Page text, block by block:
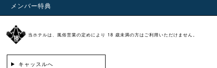
メンバー特典
当ホテルは、風俗営業の定めにより 18 歳未満の方はご利用いただけません。
キャッスルへ